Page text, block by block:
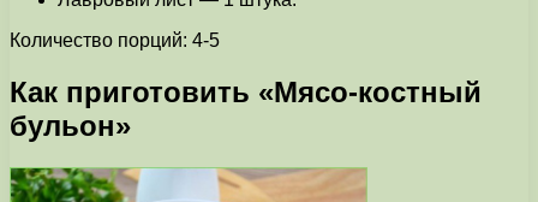
Количество порций: 4-5
Как приготовить «Мясо-костный
бульон»